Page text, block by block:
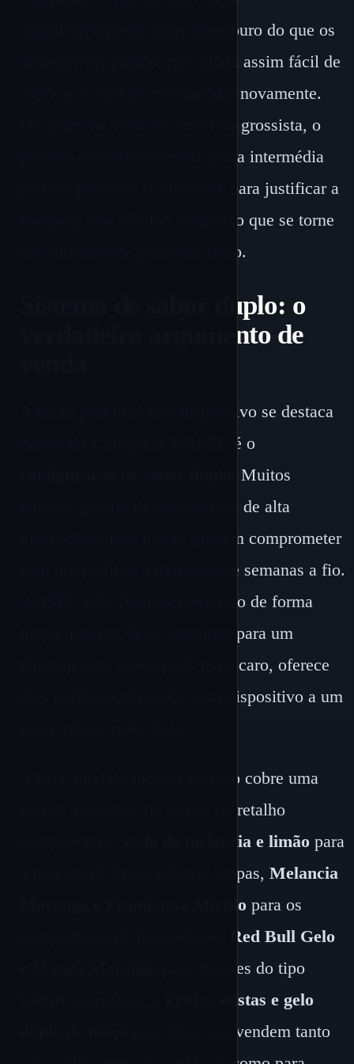
significativamente mais duradouro do que os
descartáveis ​​padrão, mas ainda assim fácil de
explicar e fácil de encomendar novamente.
Do ponto de vista do comércio grossista, o
produto encontra-se numa gama intermédia
prática: premium o suficiente para justificar a
margem, mas não tão complexo que se torne
um educador de prateleira lento.
Sistema de sabor duplo: o
verdadeiro argumento de
A razão pela qual este dispositivo se destaca
é o
. Muitos
clientes gostam de dispositivos de alta
intensidade, mas não se querem comprometer
com um perfil de sabor durante semanas a fio.
WASPE 40K Twins resolve isso de forma
limpa. Em vez de os empurrar para um
flagship com vários pods mais caro, oferece
dois perfis coordenados num dispositivo a um
A lista atual de sabores ao vivo cobre uma
grande variedade de estilos de retalho
Gelo de melancia e limão para
a procura de frutas geladas limpas, Melancia
Morango e Framboesa Mirtilo para os
Red Bull Gelo
para clientes do tipo
Frutas mistas e gelo
para lojas que vendem tanto